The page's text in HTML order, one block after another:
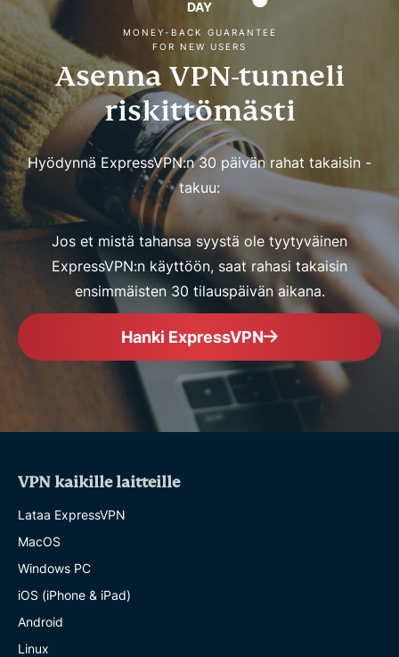
DAY
MONEY-BACK GUARANTEE
FOR NEW USERS
Asenna VPN-tunneli
riskittömästi
Hyödynnä ExpressVPN:n 30 päivän rahat takaisin -
takuu:
Jos et mistä tahansa syystä ole tyytyväinen
ExpressVPN:n käyttöön, saat rahasi takaisin
ensimmäisten 30 tilauspäivän aikana.
Hanki ExpressVPN
VPN kaikille laitteille
Lataa ExpressVPN
MacOS
Windows PC
iOS (iPhone & iPad)
Android
Linux